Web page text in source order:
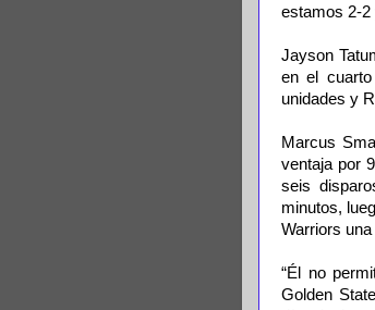
estamos 2-2
Jayson
en el
unidades y
Marcus
ventaja por
seis
minutos,
Warriors
“Él no
Golden